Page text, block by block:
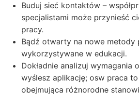
Buduj sieć kontaktów –
specjalistami może przynieść
pracy.
Bądź otwarty na nowe metody
wykorzystywane w edukacji.
Dokładnie analizuj wymagania
wyślesz aplikację; osw praca
obejmująca różnorodne